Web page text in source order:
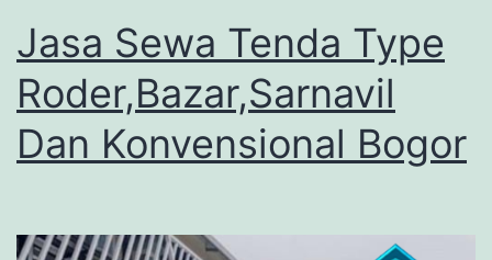
Jasa Sewa Tenda Type
Roder,Bazar,Sarnavil
Dan Konvensional Bogor